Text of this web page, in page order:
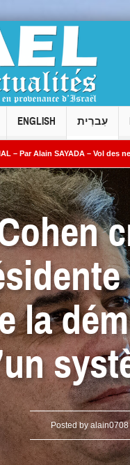
ENGLISH עִברִית
– Vol des neuf Sifrei Torah
t-il à fermer les yeux ? »
la
Posted byalain0708